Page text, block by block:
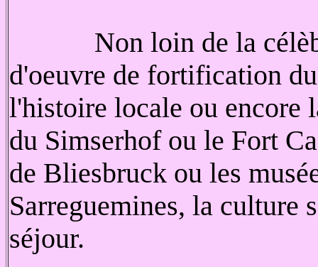
Non loin de la
d'oeuvre de fortification
l'histoire locale ou encore
du Simserhof ou le Fort
de Bliesbruck ou les
Sarreguemines, la culture
séjour.